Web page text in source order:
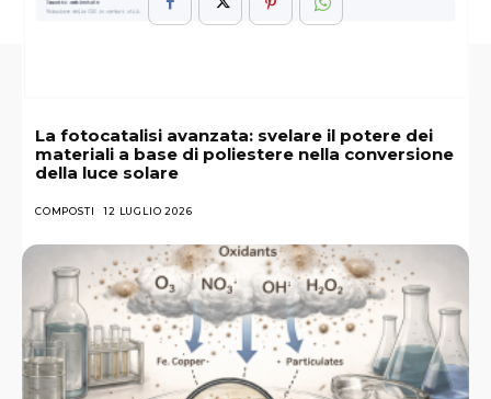
La fotocatalisi avanzata: svelare il potere dei
materiali a base di poliestere nella conversione
della luce solare
COMPOSTI 12 LUGLIO 2026